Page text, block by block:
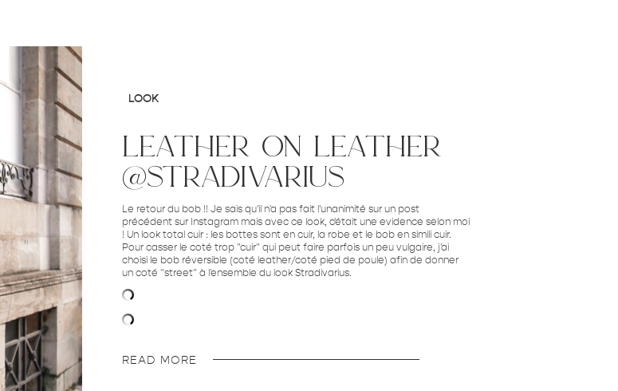
LOOK
leather on leather
@stradivarius
Le retour du bob !! Je sais qu'il n'a pas fait l'unanimité sur un post
précédent sur Instagram mais avec ce look, c'était une evidence selon moi
! Un look total cuir : les bottes sont en cuir, la robe et le bob en simili cuir.
Pour casser le coté trop "cuir" qui peut faire parfois un peu vulgaire, j'ai
choisi le bob réversible (coté leather/coté pied de poule) afin de donner
un coté "street" à l'ensemble du look Stradivarius.
READ MORE